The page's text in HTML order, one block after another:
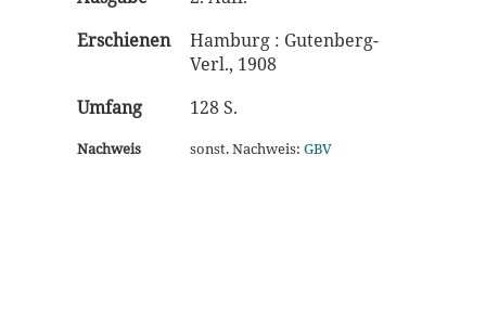
Erschienen
Hamburg : Gutenberg-
Verl., 1908
Umfang
128 S.
Nachweis sonst. Nachweis: GBV